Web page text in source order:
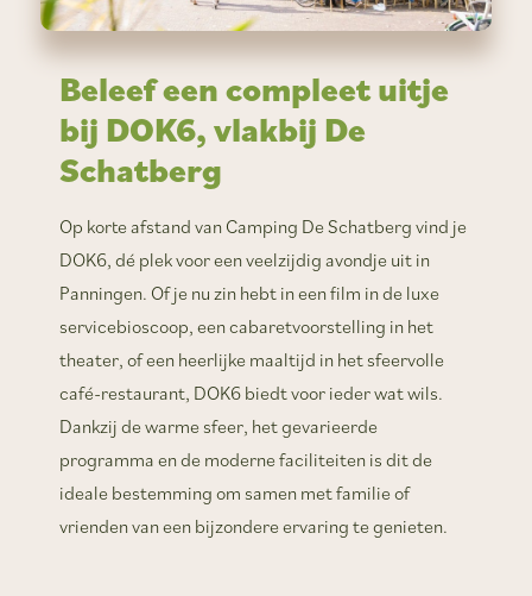
Beleef een compleet uitje
bij DOK6, vlakbij De
Schatberg
Op korte afstand van Camping De Schatberg vind je
DOK6, dé plek voor een veelzijdig avondje uit in
Panningen. Of je nu zin hebt in een film in de luxe
servicebioscoop, een cabaretvoorstelling in het
theater, of een heerlijke maaltijd in het sfeervolle
café-restaurant, DOK6 biedt voor ieder wat wils.
Dankzij de warme sfeer, het gevarieerde
programma en de moderne faciliteiten is dit de
ideale bestemming om samen met familie of
vrienden van een bijzondere ervaring te genieten.